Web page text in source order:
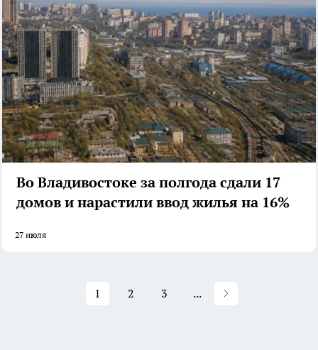
Во Владивостоке за полгода сдали 17
домов и нарастили ввод жилья на 16%
27 июля
1 2 3 ...